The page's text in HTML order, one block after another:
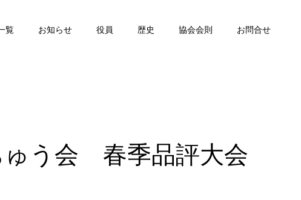
覧 お知らせ 役員 歴史 協会会則 お問合せ
う会 春季品評大会